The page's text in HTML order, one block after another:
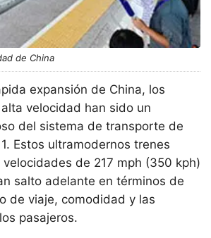
de China
expansión de China, los
velocidad han sido un
del sistema de transporte de
Estos ultramodernos trenes
de 217 mph (350 kph)
salto adelante en términos de
de viaje, comodidad y las
pasajeros.